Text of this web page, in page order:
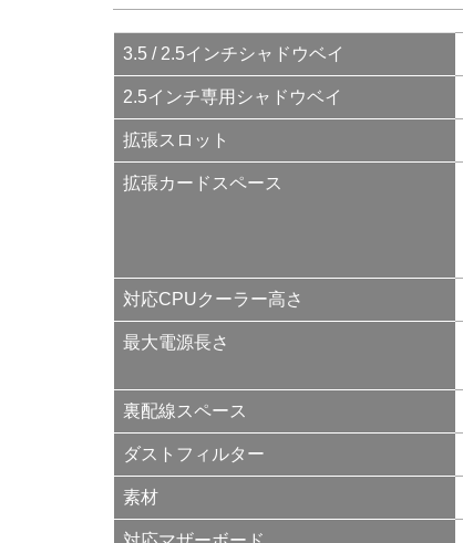
3.5 / 2.5インチシャドウベイ
2.5インチ専用シャドウベイ
拡張スロット
拡張カードスペース
対応CPUクーラー高さ
最大電源長さ
裏配線スペース
ダストフィルター
素材